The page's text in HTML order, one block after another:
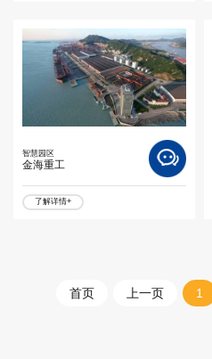
智慧园区
金海重工
了解详情+
首页 上一页 1